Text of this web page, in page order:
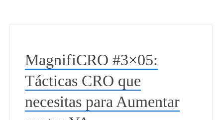
MagnifiCRO #3×05:
Tácticas CRO que
necesitas para Aumentar